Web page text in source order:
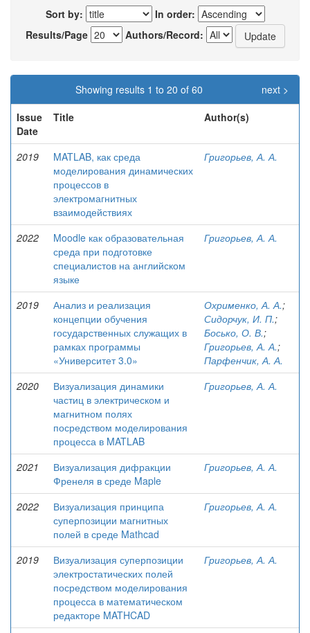
Sort by:
In order:
Results/Page
Authors/Record:
Showing results 1 to 20 of 60
next >
Issue
Date
Title Author(s)
2019
MATLAB, как среда
моделирования динамических
процессов в
электромагнитных
взаимодействиях
Григорьев, А. А.
2022
Moodle как образовательная
среда при подготовке
специалистов на английском
языке
Григорьев, А. А.
2019
Анализ и реализация
концепции обучения
государственных служащих в
рамках программы
«Университет 3.0»
Охрименко, А. А.;
Сидорчук, И. П.;
Босько, О. В.;
Григорьев, А. А.;
Парфенчик, А. А.
2020
Визуализация динамики
частиц в электрическом и
магнитном полях
посредством моделирования
процесса в MATLAB
Григорьев, А. А.
2021
Визуализация дифракции
Френеля в среде Maple
Григорьев, А. А.
2022
Визуализация принципа
суперпозиции магнитных
полей в среде Mathcad
Григорьев, А. А.
2019
Визуализация суперпозиции
электростатических полей
посредством моделирования
процесса в математическом
редакторе MATHCAD
Григорьев, А. А.